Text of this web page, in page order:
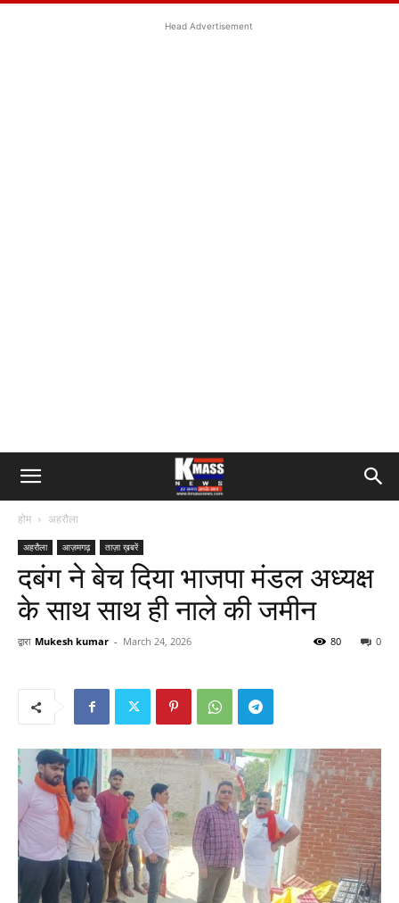
Head Advertisement
होम अहरौला
अहरौला आज़मगढ़ ताज़ा ख़बरें
दबंग ने बेच दिया भाजपा मंडल अध्यक्ष
के साथ साथ ही नाले की जमीन
द्वारा Mukesh kumar - March 24, 2026 0
80